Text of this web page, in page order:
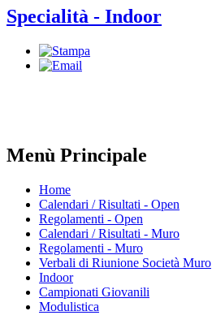
Specialità - Indoor
Menù Principale
Home
Calendari / Risultati - Open
Regolamenti - Open
Calendari / Risultati - Muro
Regolamenti - Muro
Verbali di Riunione Società Muro
Indoor
Campionati Giovanili
Modulistica